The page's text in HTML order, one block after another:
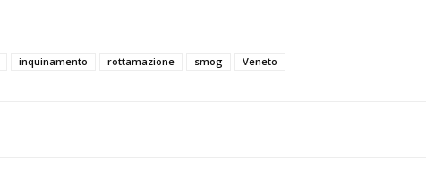
inquinamento rottamazione smog Veneto